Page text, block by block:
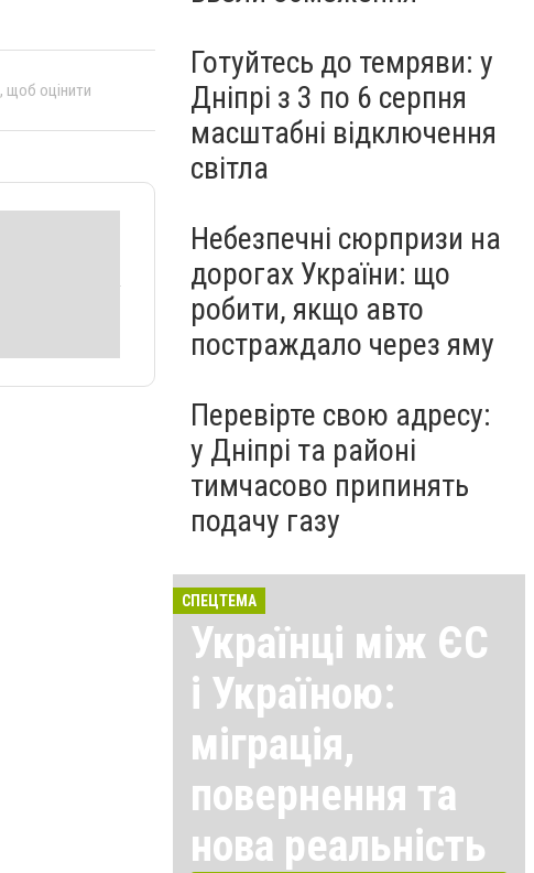
, щоб оцінити
Готуйтесь до темряви: у
Дніпрі з 3 по 6 серпня
масштабні відключення
світла
Небезпечні сюрпризи на
дорогах України: що
робити, якщо авто
постраждало через яму
Перевірте свою адресу:
у Дніпрі та районі
тимчасово припинять
подачу газу
СПЕЦТЕМА
Українці між ЄС
і Україною:
міграція,
повернення та
нова реальність